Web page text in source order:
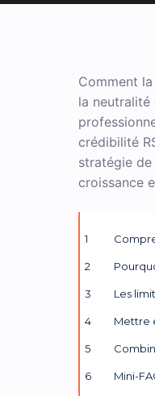
Comment la
la neutralité
crédibilité
stratégie de
croissance
Les
Mettre
Mini-